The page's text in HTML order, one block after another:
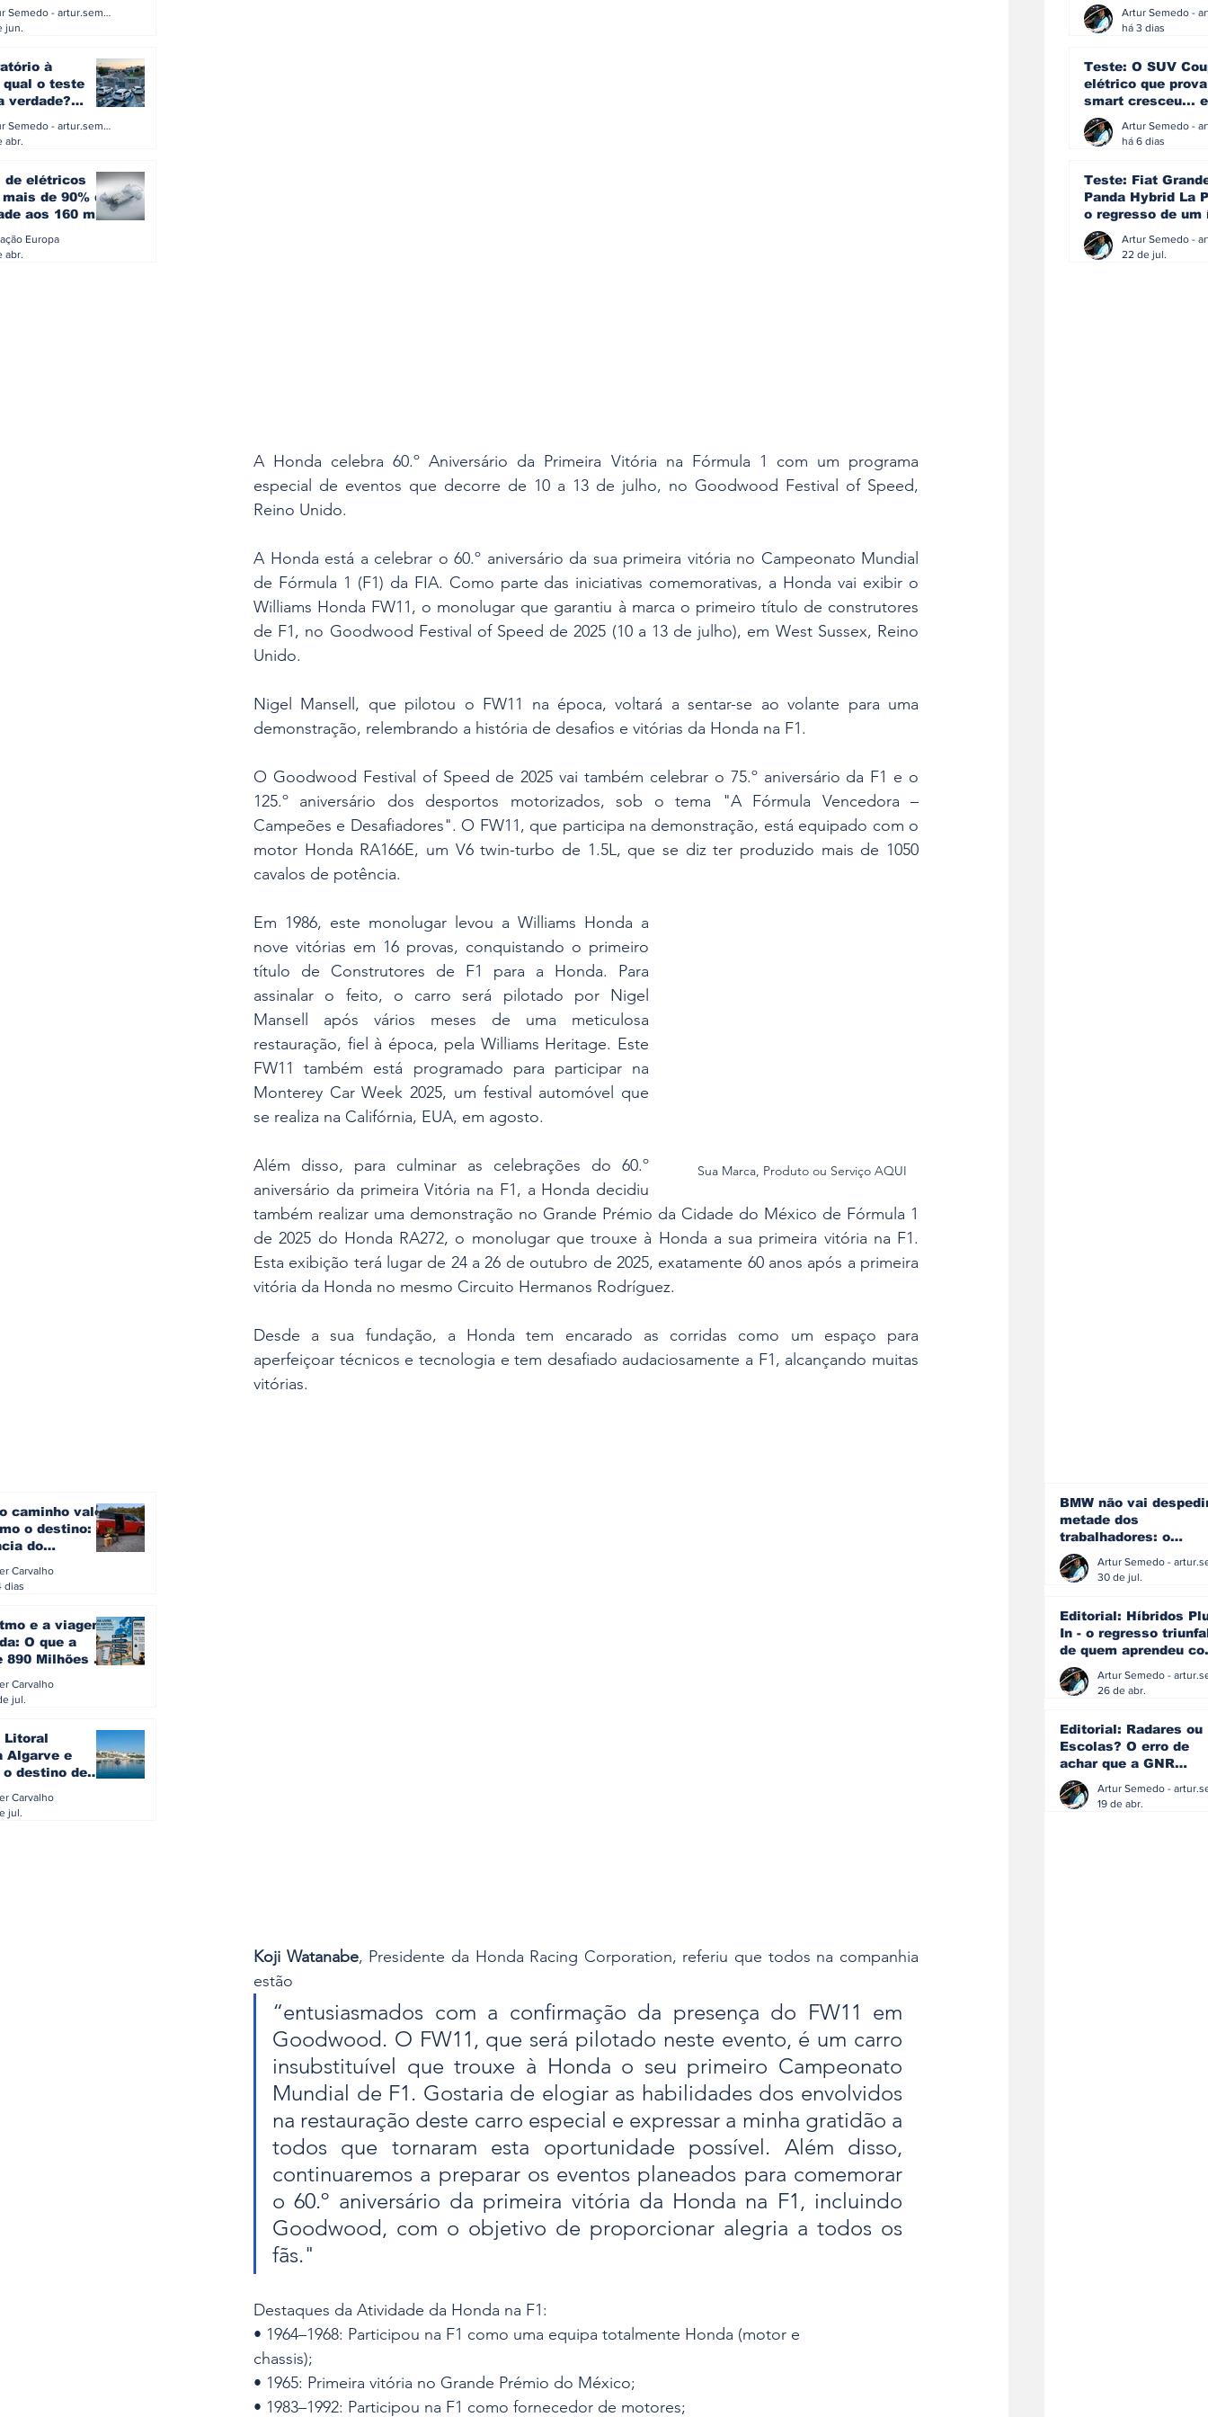
Artur Semedo - artur.semedo@publiracing.pt
jun.
à
qual o teste
verdade?
Artur Semedo - artur.semedo@publiracing.pt
abr.
de elétricos
de 90% da
aos 160 mil
Europa
abr.
A Honda celebra 60.º Aniversário da Primeira Vitória na Fórmula 1 com um programa
especial de eventos que decorre de 10 a 13 de julho, no Goodwood Festival of Speed,
Reino Unido.
A Honda está a celebrar o 60.º aniversário da sua primeira vitória no Campeonato Mundial
de Fórmula 1 (F1) da FIA. Como parte das iniciativas comemorativas, a Honda vai exibir o
Williams Honda FW11, o monolugar que garantiu à marca o primeiro título de construtores
de F1, no Goodwood Festival of Speed de 2025 (10 a 13 de julho), em West Sussex, Reino
Unido.
Nigel Mansell, que pilotou o FW11 na época, voltará a sentar-se ao volante para uma
demonstração, relembrando a história de desafios e vitórias da Honda na F1.
O Goodwood Festival of Speed de 2025 vai também celebrar o 75.º aniversário da F1 e o
125.º aniversário dos desportos motorizados, sob o tema "A Fórmula Vencedora –
Campeões e Desafiadores". O FW11, que participa na demonstração, está equipado com o
motor Honda RA166E, um V6 twin-turbo de 1.5L, que se diz ter produzido mais de 1050
cavalos de potência.
Sua Marca, Produto ou Serviço AQUI
Em 1986, este monolugar levou a Williams Honda a
nove vitórias em 16 provas, conquistando o primeiro
título de Construtores de F1 para a Honda. Para
assinalar o feito, o carro será pilotado por Nigel
Mansell após vários meses de uma meticulosa
restauração, fiel à época, pela Williams Heritage. Este
FW11 também está programado para participar na
Monterey Car Week 2025, um festival automóvel que
se realiza na Califórnia, EUA, em agosto.
Além disso, para culminar as celebrações do 60.º
aniversário da primeira Vitória na F1, a Honda decidiu
também realizar uma demonstração no Grande Prémio da Cidade do México de Fórmula 1
de 2025 do Honda RA272, o monolugar que trouxe à Honda a sua primeira vitória na F1.
Esta exibição terá lugar de 24 a 26 de outubro de 2025, exatamente 60 anos após a primeira
vitória da Honda no mesmo Circuito Hermanos Rodríguez.
Desde a sua fundação, a Honda tem encarado as corridas como um espaço para
aperfeiçoar técnicos e tecnologia e tem desafiado audaciosamente a F1, alcançando muitas
vitórias.
Koji Watanabe, Presidente da Honda Racing Corporation, referiu que todos na companhia
estão
“entusiasmados com a confirmação da presença do FW11 em
Goodwood. O FW11, que será pilotado neste evento, é um carro
insubstituível que trouxe à Honda o seu primeiro Campeonato
Mundial de F1. Gostaria de elogiar as habilidades dos envolvidos
na restauração deste carro especial e expressar a minha gratidão a
todos que tornaram esta oportunidade possível. Além disso,
continuaremos a preparar os eventos planeados para comemorar
o 60.º aniversário da primeira vitória da Honda na F1, incluindo
Goodwood, com o objetivo de proporcionar alegria a todos os
fãs."
Destaques da Atividade da Honda na F1:
• 1964–1968: Participou na F1 como uma equipa totalmente Honda (motor e
chassis);
• 1965: Primeira vitória no Grande Prémio do México;
• 1983–1992: Participou na F1 como fornecedor de motores;
caminho vale
o destino: a
do
europeu
Carvalho
dias
e a viagem
O que a
890 Milhões à
do turista na
Carvalho
jul.
Litoral
Algarve e
o destino de
Carvalho
jul.
ainda acredita na
manualhá 3 dias
Teste: O SUV
elétrico que
smart cresceu... e
amadureceu
há 6 dias
Teste: Fiat
Panda Hybrid La
o regresso de um
que percebeu que
evoluir não
perder a
22 de jul.
BMW não vai
metade dos
trabalhadores: o
problema é o
que muitos decidiram
30 de jul.
Editorial: Híbridos
In - o regresso
de quem aprendeu
os erros do passado
26 de abr.
Editorial: Radares ou
Escolas? O erro de
achar que a GNR
resolve o que a
educação falhou
19 de abr.